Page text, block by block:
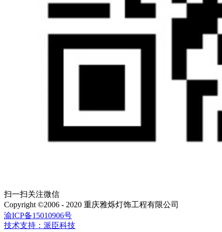
扫一扫关注微信
Copyright ©2006 - 2020 重庆雅烁灯饰工程有限公司
渝ICP备15010906号
技术支持：派臣科技